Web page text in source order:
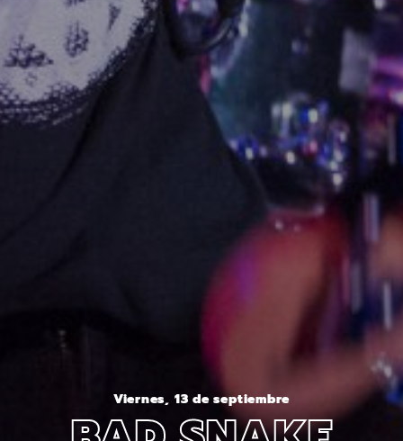
Viernes, 13 de septiembre